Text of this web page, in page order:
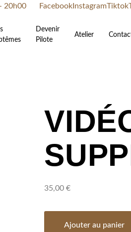
20h00 Facebook InstagramTiktok
Devenir
Pilote
Atelier
35,00 €
Ajouter au panier